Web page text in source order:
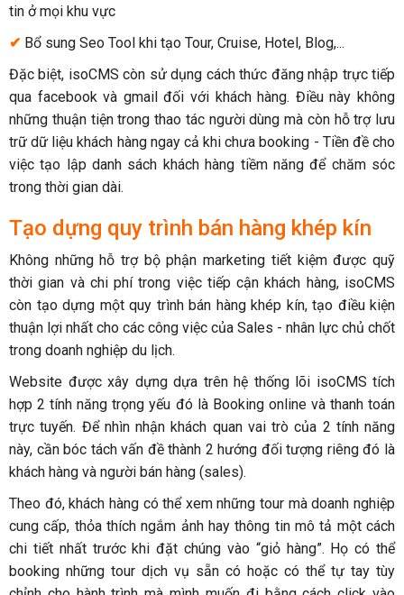
tin ở mọi khu vực
✔ Bổ sung Seo Tool khi tạo Tour, Cruise, Hotel, Blog,...
Đặc biệt, isoCMS còn sử dụng cách thức đăng nhập trực tiếp
qua facebook và gmail đối với khách hàng. Điều này không
những thuận tiện trong thao tác người dùng mà còn hỗ trợ lưu
trữ dữ liệu khách hàng ngay cả khi chưa booking - Tiền đề cho
việc tạo lập danh sách khách hàng tiềm năng để chăm sóc
trong thời gian dài.
Tạo dựng quy trình bán hàng khép kín
Không những hỗ trợ bộ phận marketing tiết kiệm được quỹ
thời gian và chi phí trong việc tiếp cận khách hàng, isoCMS
còn tạo dựng một quy trình bán hàng khép kín, tạo điều kiện
thuận lợi nhất cho các công việc của Sales - nhân lực chủ chốt
trong doanh nghiệp du lịch.
Website được xây dựng dựa trên hệ thống lõi isoCMS tích
hợp 2 tính năng trọng yếu đó là Booking online và thanh toán
trực tuyến. Để nhìn nhận khách quan vai trò của 2 tính năng
này, cần bóc tách vấn đề thành 2 hướng đối tượng riêng đó là
khách hàng và người bán hàng (sales).
Theo đó, khách hàng có thể xem những tour mà doanh nghiệp
cung cấp, thỏa thích ngắm ảnh hay thông tin mô tả một cách
chi tiết nhất trước khi đặt chúng vào “giỏ hàng”. Họ có thể
booking những tour dịch vụ sẵn có hoặc có thể tự tay tùy